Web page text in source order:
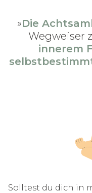
»Die
Wegweiser
innerem
Solltest du dich in